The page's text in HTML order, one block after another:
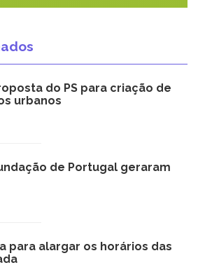
do PS para criação de
urbanos
de Portugal geraram
para alargar os horários das